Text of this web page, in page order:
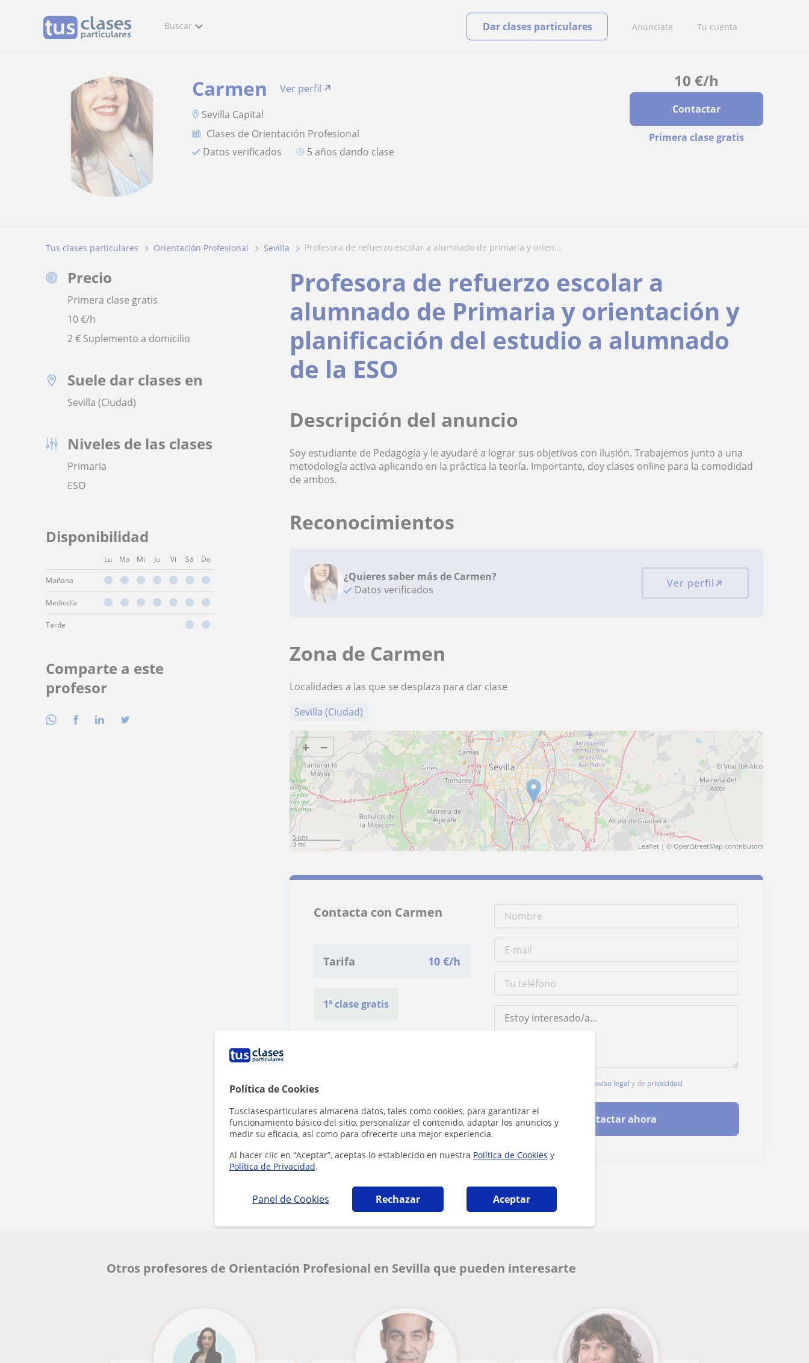
Política de Cookies
Tusclasesparticulares almacena datos, tales como cookies, para garantizar el
funcionamiento básico del sitio, personalizar el contenido, adaptar los anuncios y
medir su eficacia, así como para ofrecerte una mejor experiencia.
Al hacer clic en “Aceptar”, aceptas lo establecido en nuestra Política de Cookies y
Política de Privacidad.
Panel de Cookies Rechazar Aceptar
Buscar Anúnciate Tu cuenta
Dar clases particulares
10 €/h
Contactar
Primera clase gratis
Carmen
Ver perfil
Sevilla Capital
Clases de Orientación Profesional
Datos verificados
5 años dando clase
Tus clases particulares Orientación Profesional Sevilla profesora de refuerzo escolar a alumnado de primaria y orien...
Precio
Primera clase gratis
10€/h
2 € Suplemento a domicilio
Suele dar clases en
Sevilla (Ciudad)
Niveles de las clases
Primaria
ESO
Disponibilidad
Lu Ma Mi Ju Vi Sá Do
Mañana
Mediodía
Tarde
Comparte a este
profesor
Profesora de refuerzo escolar a
alumnado de Primaria y orientación y
planificación del estudio a alumnado
de la ESO
Descripción del anuncio
Soy estudiante de Pedagogía y le ayudaré a lograr sus objetivos con ilusión. Trabajemos junto a una
metodología activa aplicando en la práctica la teoría. Importante, doy clases online para la comodidad
de ambos.
Reconocimientos
¿Quieres saber más de Carmen?
Datos verificados
Ver perfil
Zona de Carmen
Localidades a las que se desplaza para dar clase
Sevilla (Ciudad)
+ −
5 km
3 mi
Leaflet| © OpenStreetMap contributors
Contacta con Carmen
Tarifa 10 €/h
1ª clase gratis
aviso legal y de privacidad
Contactar ahora
Otros profesores de Orientación Profesional en Sevilla que pueden interesarte